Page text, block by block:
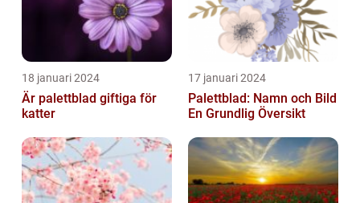
18 januari 2024
Är palettblad giftiga för
katter
17 januari 2024
Palettblad: Namn och Bild
En Grundlig Översikt